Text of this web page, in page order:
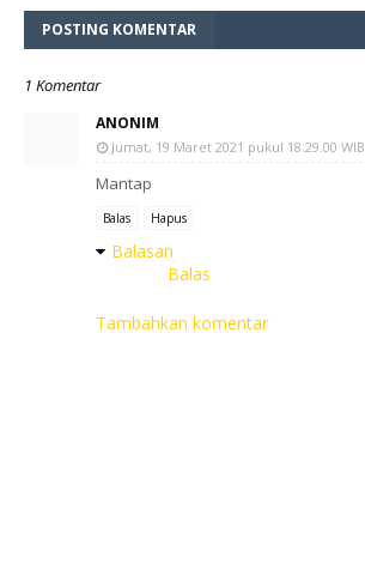
POSTING KOMENTAR
1 Komentar
ANONIM
Jumat, 19 Maret 2021 pukul 18.29.00 WIB
Mantap
Balas Hapus
Balasan
Balas
Tambahkan komentar